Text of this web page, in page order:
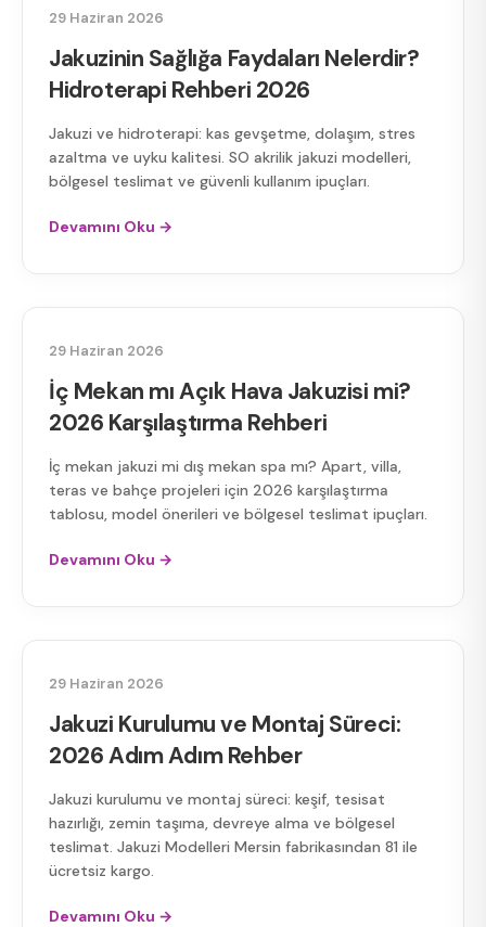
29 Haziran 2026
Jakuzinin Sağlığa Faydaları Nelerdir?
Hidroterapi Rehberi 2026
Jakuzi ve hidroterapi: kas gevşetme, dolaşım, stres
azaltma ve uyku kalitesi. SO akrilik jakuzi modelleri,
bölgesel teslimat ve güvenli kullanım ipuçları.
Devamını Oku →
29 Haziran 2026
İç Mekan mı Açık Hava Jakuzisi mi?
2026 Karşılaştırma Rehberi
İç mekan jakuzi mi dış mekan spa mı? Apart, villa,
teras ve bahçe projeleri için 2026 karşılaştırma
tablosu, model önerileri ve bölgesel teslimat ipuçları.
Devamını Oku →
29 Haziran 2026
Jakuzi Kurulumu ve Montaj Süreci:
2026 Adım Adım Rehber
Jakuzi kurulumu ve montaj süreci: keşif, tesisat
hazırlığı, zemin taşıma, devreye alma ve bölgesel
teslimat. Jakuzi Modelleri Mersin fabrikasından 81 ile
ücretsiz kargo.
Devamını Oku →